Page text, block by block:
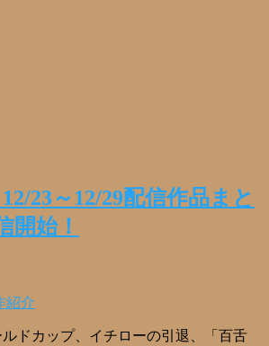
23～12/29配信作品まと
開始！
紹介
ドカップ、イチローの引退、「百舌